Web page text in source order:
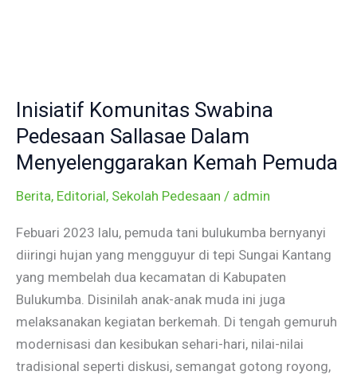
Inisiatif Komunitas Swabina
Pedesaan Sallasae Dalam
Menyelenggarakan Kemah Pemuda
Berita, Editorial, Sekolah Pedesaan / admin
Febuari 2023 lalu, pemuda tani bulukumba bernyanyi
diiringi hujan yang mengguyur di tepi Sungai Kantang
yang membelah dua kecamatan di Kabupaten
Bulukumba. Disinilah anak-anak muda ini juga
melaksanakan kegiatan berkemah. Di tengah gemuruh
modernisasi dan kesibukan sehari-hari, nilai-nilai
tradisional seperti diskusi, semangat gotong royong,
Swabina
Pedesaan
Sallasae
Menyelenggarakan